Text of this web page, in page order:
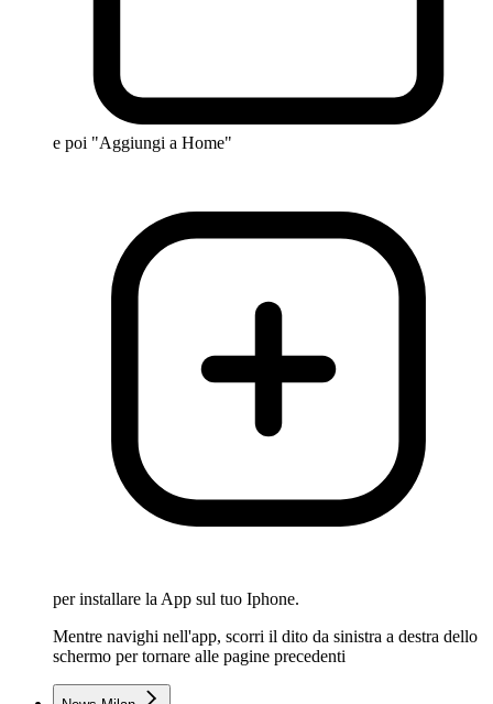
e poi "Aggiungi a Home"
per installare la App sul tuo Iphone.
Mentre navighi nell'app, scorri il dito da sinistra a destra dello
schermo per tornare alle pagine precedenti